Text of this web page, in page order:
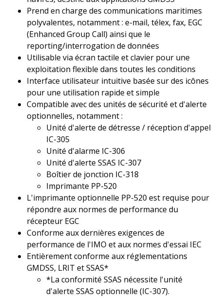
Prend en charge des communications maritimes
polyvalentes, notamment : e-mail, télex, fax, EGC
(Enhanced Group Call) ainsi que le
reporting/interrogation de données
Utilisable via écran tactile et clavier pour une
exploitation flexible dans toutes les conditions
Interface utilisateur intuitive basée sur des icônes
pour une utilisation rapide et simple
Compatible avec des unités de sécurité et d'alerte
optionnelles, notamment :
Unité d'alerte de détresse / réception d'appel
IC-305
Unité d'alarme IC-306
Unité d'alerte SSAS IC-307
Boîtier de jonction IC-318
Imprimante PP-520
L'imprimante optionnelle PP-520 est requise pour
répondre aux normes de performance du
récepteur EGC
Conforme aux dernières exigences de
performance de l'IMO et aux normes d'essai IEC
Entièrement conforme aux réglementations
GMDSS, LRIT et SSAS*
*La conformité SSAS nécessite l'unité
d'alerte SSAS optionnelle (IC-307).